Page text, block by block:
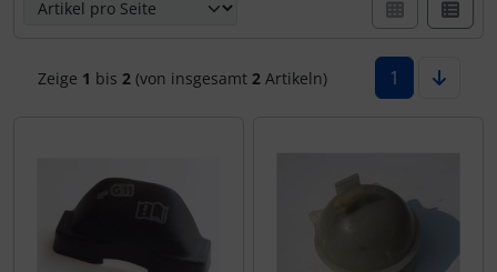
Zeige 1 bis 2(von insgesamt 2Artikeln) 1